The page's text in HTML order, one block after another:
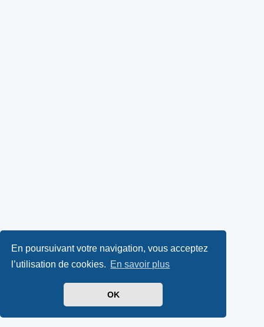
En poursuivant votre navigation, vous acceptez
l’utilisation de cookies. En savoir plus
OK